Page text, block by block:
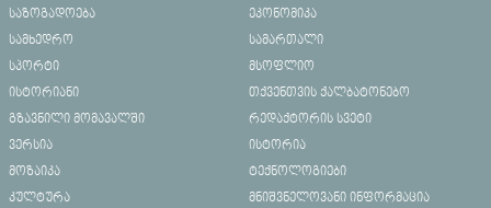
საზოგადოება
ეკონომიკა
სამხედრო
სამართალი
სპორტი
მსოფლიო
ისტორიანი
თქვენთვის ქალბატონებო
გზავნილი მომავალში
რედაქტორის სვეტი
ვერსია
ისტორია
მოზაიკა
ტექნოლოგიები
კულტურა
მნიშვნელოვანი ინფორმაცია